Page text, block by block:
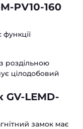
PV10-160
роздільною
цілодобовий
GV-LEMD-
замок має